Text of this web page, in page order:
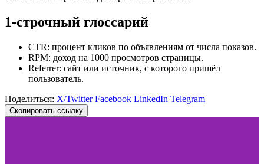
1-строчный глоссарий
CTR: процент кликов по объявлениям от числа показов.
RPM: доход на 1000 просмотров страницы.
Referrer: сайт или источник, с которого пришёл
пользователь.
Поделиться: X/TwitterFacebook LinkedIn Telegram
Скопировать ссылку